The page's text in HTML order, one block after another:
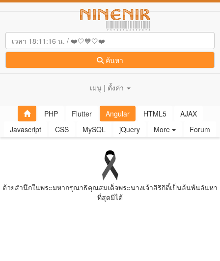
ค้นหา
เมนู | ตั้งค่า
PHP Flutter Angular HTML5
AJAX
Javascript
CSS MySQL jQuery More Forum
ด้วยสํานึกในพระมหากรุณาธิคุณสมเด็จพระนางเจ้าสิริกิติ์เป็นล้นพ้นอันหา
ที่สุดมิได้